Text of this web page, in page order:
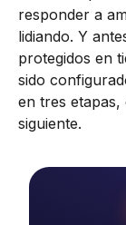
responder a
lidiando. Y
protegidos en
sido
en tres
siguiente.